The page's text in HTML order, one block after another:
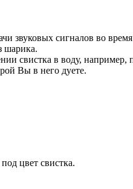
звуковых сигналов во
шарика.
свистка в воду, например,
Вы в него дуете.
цвет свистка.